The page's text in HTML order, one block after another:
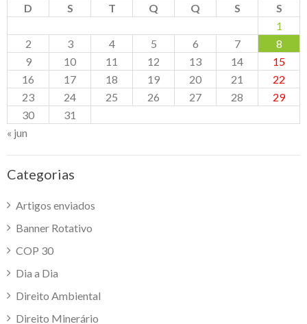
D
S T Q Q S
S
1
2
3 4 5 6 7
8
9
10 11 12 13 14
15
16
17 18 19 20 21
22
23
24 25 26 27 28
29
30
31
« jun
Categorias
Artigos enviados
Banner Rotativo
COP 30
Dia a Dia
Direito Ambiental
Direito Minerário